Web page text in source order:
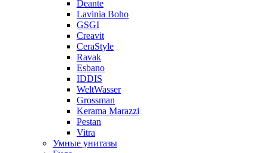
Deante
Lavinia Boho
GSGI
Creavit
CeraStyle
Ravak
Esbano
IDDIS
WeltWasser
Grossman
Kerama Marazzi
Pestan
Vitra
Умные унитазы